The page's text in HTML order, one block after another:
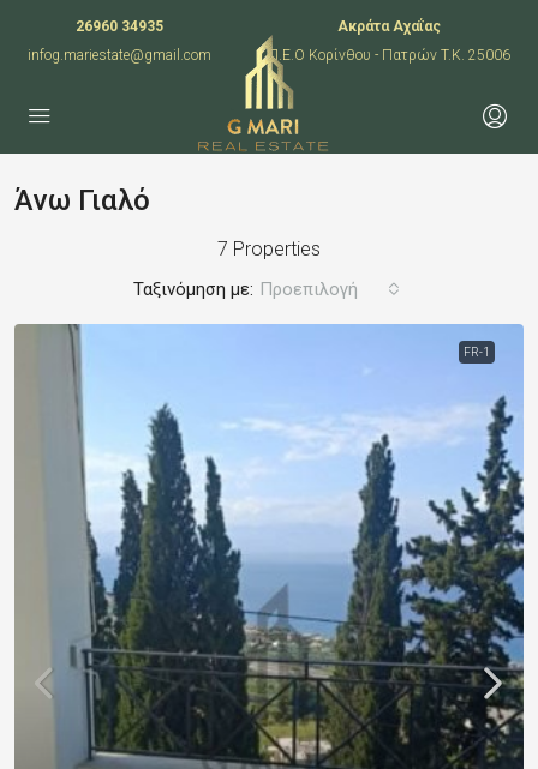
26960 34935
infog.mariestate@gmail.com
Ακράτα Αχαΐας
Π.Ε.Ο Κορίνθου - Πατρών T.K. 25006
Άνω Γιαλό
7 Properties
Ταξινόμηση με: Προεπιλογή
FR-1